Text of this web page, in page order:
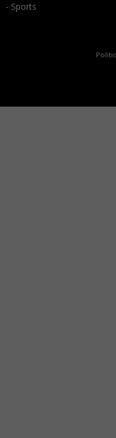
- Sports